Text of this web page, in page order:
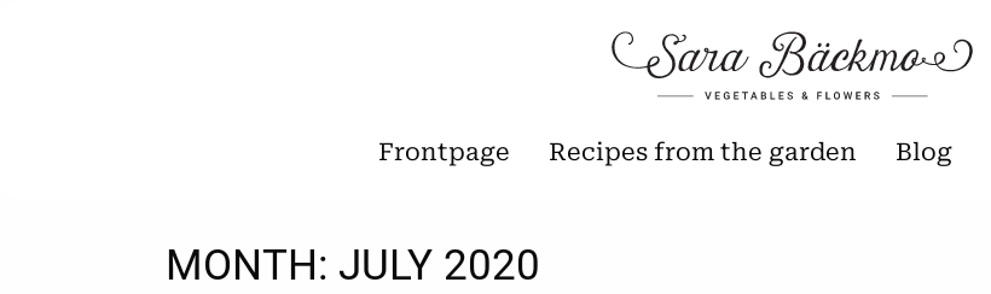
Frontpage Recipes from the garden Blog
MONTH: JULY 2020